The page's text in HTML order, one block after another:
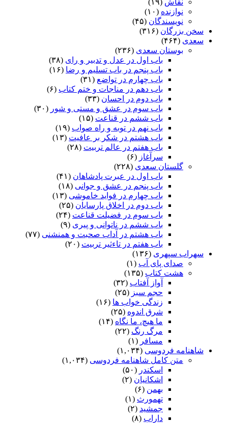
نوازنده (۱۰)
نویسندگان (۴۵)
سخن بزرگان (۳۱۶)
سعدی (۴۶۴)
بوستان سعدی (۲۳۶)
باب اول در عدل و تدبیر و رای (۳۸)
باب پنجم در باب تسلیم و رضا (۱۶)
باب چهارم در تواضع (۳۱)
باب دهم در مناجات و ختم کتاب (۶)
باب دوم در احسان (۳۳)
باب سوم در عشق و مستی و شور (۳۰)
باب ششم در قناعت (۱۵)
باب نهم در توبه و راه صواب (۱۹)
باب هشتم در شکر بر عافیت (۱۳)
باب هفتم در عالم تربیت (۲۸)
سرآغاز (۶)
گلستان سعدی (۲۲۸)
باب اول در عبرت پادشاهان (۴۱)
باب پنجم در عشق و جوانى (۱۸)
باب چهارم در فواید خاموشى (۱۳)
باب دوم در اخلاق پارسایان (۲۵)
باب سوم در فضیلت قناعت (۲۴)
باب ششم در ناتوانى و پیرى (۹)
باب هشتم در آداب صحبت و همنشنى (۷۷)
باب هفتم در تاءثیر تربیت (۲۰)
سهراب سپهری (۱۳۶)
صدای پای آب (۱)
هشت کتاب (۱۳۵)
آواز آفتاب (۳۲)
حجم سبز (۲۵)
زندگی خواب ها (۱۶)
شرق اندوه (۲۵)
ما هیچ، ما نگاه (۱۴)
مرگ رنگ (۲۲)
مسافر (۱)
شاهنامه فردوسی (۱,۰۳۴)
متن کامل شاهنامه فردوسی (۱,۰۳۴)
اسکندر (۵۰)
اشکانیان (۲)
بهمن (۶)
تهمورث (۱)
جمشید (۲)
داراب (۸)